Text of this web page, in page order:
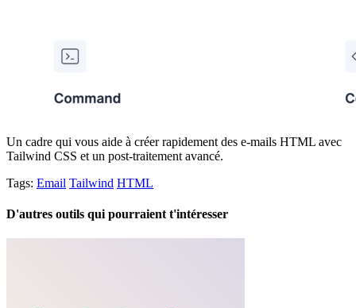
Un cadre qui vous aide à créer rapidement des e-mails HTML avec
Tailwind CSS et un post-traitement avancé.
Tags: Email Tailwind HTML
D'autres outils qui pourraient t'intéresser